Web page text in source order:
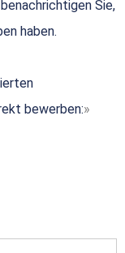
Sie,
haben.
bewerben: